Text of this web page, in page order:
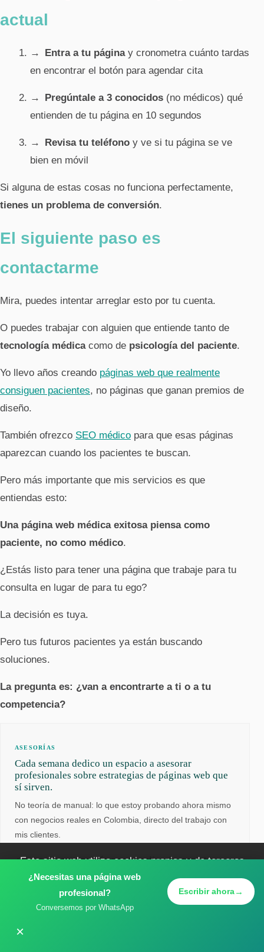
actual
Entra a tu páginay cronometra cuánto tardas
en encontrar el botón para agendar cita
Pregúntale a 3 conocidos (no médicos) qué
entienden de tu página en 10 segundos
Revisa tu teléfono y ve si tu página se ve
bien en móvil
Si alguna de estas cosas no funciona perfectamente,
tienes un problema de conversión.
El siguiente paso es
contactarme
Mira, puedes intentar arreglar esto por tu cuenta.
O puedes trabajar con alguien que entiende tanto de
tecnología médicacomo de psicología del paciente.
Yo llevo años creando páginas web que realmente
consiguen pacientes, no páginas que ganan premios de
diseño.
También ofrezco SEO médico para que esas páginas
aparezcan cuando los pacientes te buscan.
Pero más importante que mis servicios es que
entiendas esto:
Una página web médica exitosa piensa como
paciente, no como médico.
¿Estás listo para tener una página que trabaje para tu
consulta en lugar de para tu ego?
La decisión es tuya.
Pero tus futuros pacientes ya están buscando
soluciones.
La pregunta es: ¿van a encontrarte a ti o a tu
competencia?
ASESORÍAS
Cada semana dedico un espacio a asesorar
profesionales sobre estrategias de páginas web que
sí sirven.
No teoría de manual: lo que estoy probando ahora mismo
con negocios reales en Colombia, directo del trabajo con
mis clientes.
¿Necesitas asesoría personalizada para tu
página web?
Escríbeme por WhatsApp
Este sitio web utiliza cookies propias y de terceros
para mejorar la experiencia de usuario y obtener
estadísticas de navegación.
Más información sobre
nuestra política de privacidad
¿Necesitas una página web
profesional?
Conversemos por WhatsApp
Escribir ahora→
×